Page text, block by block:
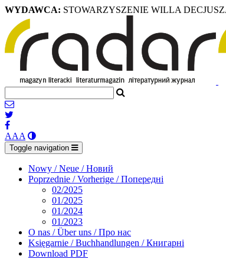
WYDAWCA: STOWARZYSZENIE WILLA
AAA
Toggle navigation
Nowy / Neue / Новий
Poprzednie / Vorherige / Попередні
02/2025
01/2025
01/2024
01/2023
O nas / Über uns / Про нас
Księgarnie / Buchhandlungen / Книгарні
Download PDF